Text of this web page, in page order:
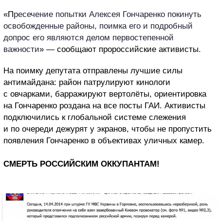
«Пресечение попытки Алексея Гончаренко покинуть
освобожденные районы, поимка его и подробный
допрос его являются делом первостепенной
важности» — сообщают пророссийские активисты.
На поимку депутата отправлены лучшие силы
антимайдана: район патрулируют кинологи
с овчарками, барражируют вертолёты, ориентировка
на Гончаренко роздана на все посты ГАИ. Активисты
подключились к глобальной системе слежения
и по очереди дежурят у экранов, чтобы не пропустить
появления Гончаренко в объективах уличных камер.
СМЕРТЬ РОССИЙСКИМ ОККУПАНТАМ!